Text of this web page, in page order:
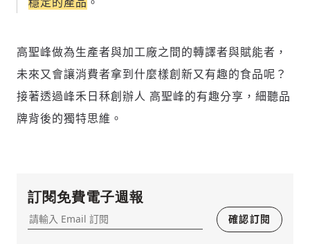
歡迎您加入《旭時報》
(十分鐘內有效)
近期曾送禮給下列會員
可送禮額度：0 |
您確定要花費 NT49 元
將此文章以禮物的形式送給朋友嗎
高聖峰做為生產者與加工廠之間的轉譯者與賦能者，
未來又會讓消費者拿到什麼樣創新又有趣的食品呢？
接著透過峰禾日秝創辦人 高聖峰的有趣分享，細聽品
牌背後的獨特思維。
訂閱免費電子週報
確認訂閱
留言連結
嚇、髒話、威脅、性暗示等文字
選擇留言文字給平台的使用範疇（皆註記
來源）：
留言文字開放授權
成為付費會員，即可擁有：
✓ 全站深度分析報導文章
✓ 會員專屬 8 折活動報名優惠